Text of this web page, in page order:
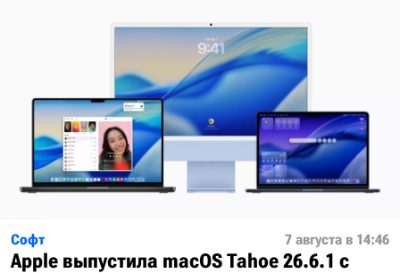
Софт 7 августа в 14:46
Apple выпустила macOS Tahoe 26.6.1 с